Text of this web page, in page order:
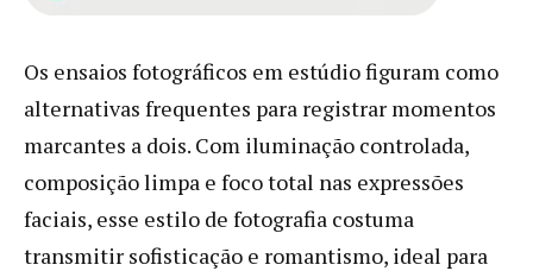
Os ensaios fotográficos em estúdio figuram como
alternativas frequentes para registrar momentos
marcantes a dois. Com iluminação controlada,
composição limpa e foco total nas expressões
faciais, esse estilo de fotografia costuma
transmitir sofisticação e romantismo, ideal para